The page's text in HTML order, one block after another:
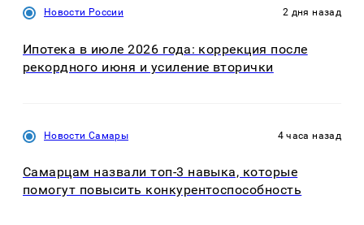
Новости России 2 дня назад
Ипотека в июле 2026 года: коррекция после
рекордного июня и усиление вторички
Новости Самары 4 часа назад
Самарцам назвали топ-3 навыка, которые
помогут повысить конкурентоспособность